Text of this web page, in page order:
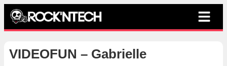
VIDEOFUN – Gabrielle